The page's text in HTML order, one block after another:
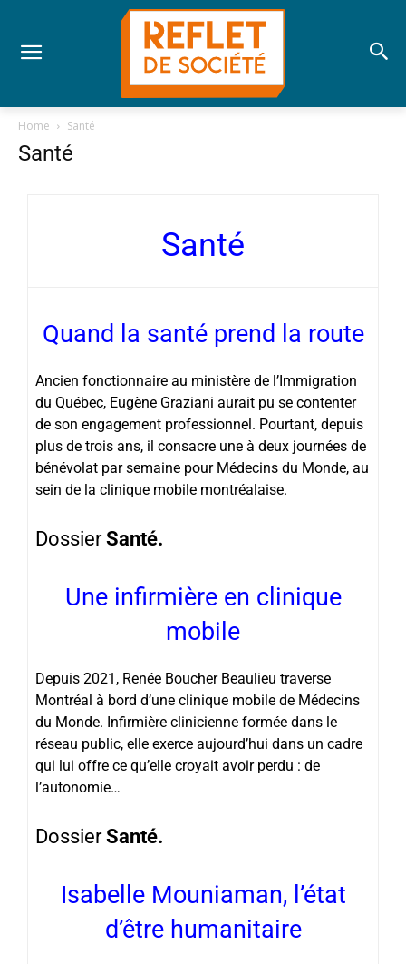
Home Santé
Santé
Santé
Quand la santé prend la route
Ancien fonctionnaire au ministère de l’Immigration
du Québec, Eugène Graziani aurait pu se contenter
de son engagement professionnel. Pourtant, depuis
plus de trois ans, il consacre une à deux journées de
bénévolat par semaine pour Médecins du Monde, au
sein de la clinique mobile montréalaise.
DossierSanté.
Une infirmière en clinique
mobile
Depuis 2021, Renée Boucher Beaulieu traverse
Montréal à bord d’une clinique mobile de Médecins
du Monde. Infirmière clinicienne formée dans le
réseau public, elle exerce aujourd’hui dans un cadre
qui lui offre ce qu’elle croyait avoir perdu : de
l’autonomie…
DossierSanté.
Isabelle Mouniaman, l’état
d’être humanitaire